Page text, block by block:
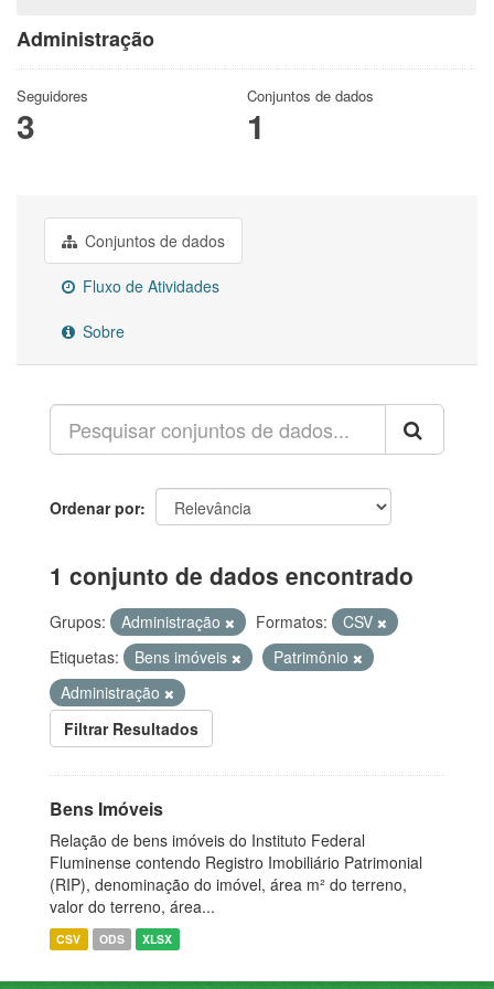
Administração
Seguidores
3
Conjuntos de dados
1
Conjuntos de dados
Fluxo de Atividades
Sobre
Ordenar por
1 conjunto de dados encontrado
Grupos: Administração Formatos:
CSV
Etiquetas:
Bens imóveis
Patrimônio
Administração
Filtrar Resultados
Bens Imóveis
Relação de bens imóveis do Instituto Federal
Fluminense contendo Registro Imobiliário Patrimonial
(RIP), denominação do imóvel, área m² do terreno,
valor do terreno, área...
CSV ODS XLSX